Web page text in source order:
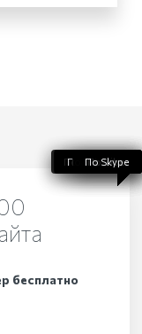
бесплатно
По телефону
По WhatsApp
По Telegram
По Viber
По Skype